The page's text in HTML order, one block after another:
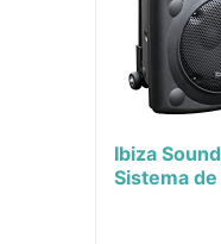
Ibiza
Sistema
autónomo